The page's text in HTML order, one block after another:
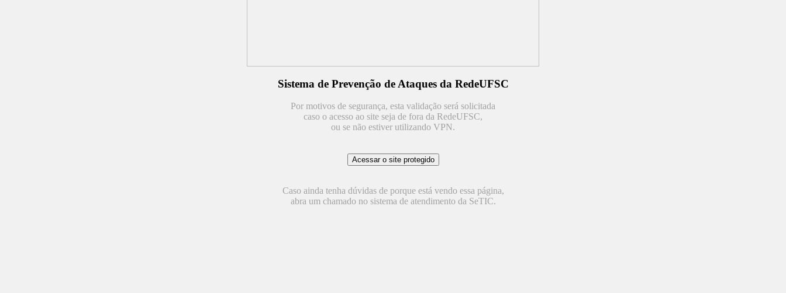
Sistema de Prevenção de Ataques da RedeUFSC
Por motivos de segurança, esta validação será solicitada
caso o acesso ao site seja de fora da RedeUFSC,
ou se não estiver utilizando VPN.
Caso ainda tenha dúvidas de porque está vendo essa página,
abra um chamado no sistema de atendimento da SeTIC.